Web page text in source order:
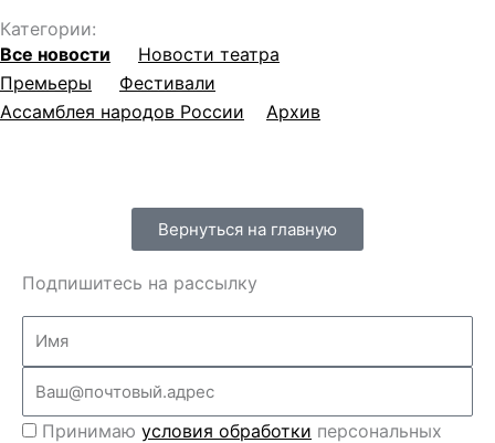
Категории:
Все новости
Новости театра
Премьеры
Фестивали
Ассамблея народов России
Архив
Вернуться на главную
Подпишитесь на рассылку
Name
ПерсПринимаю условия обработки персональных